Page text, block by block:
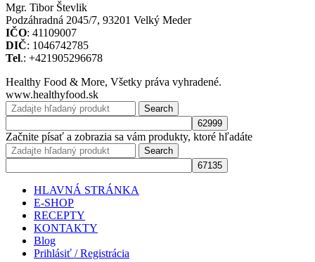
Mgr. Tibor Števlik
Podzáhradná 2045/7, 93201 Velký Meder
IČO: 41109007
DIČ: 1046742785
Tel.: +421905296678
Healthy Food & More, Všetky práva vyhradené.
www.healthyfood.sk
Search
Začnite písať a zobrazia sa vám produkty, ktoré hľadáte
Search
HLAVNÁ STRÁNKA
E-SHOP
RECEPTY
KONTAKTY
Blog
Prihlásiť / Registrácia